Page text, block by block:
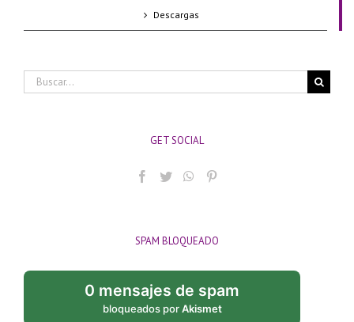
Descargas
Buscar:
GET SOCIAL
SPAM BLOQUEADO
0 mensajes de spam
bloqueados porAkismet